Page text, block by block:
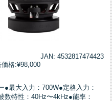
JAN: 4532817474423
格:¥98,000
●最大入力：700W●定格入力：
特性：40Hz〜4kHz●能率：